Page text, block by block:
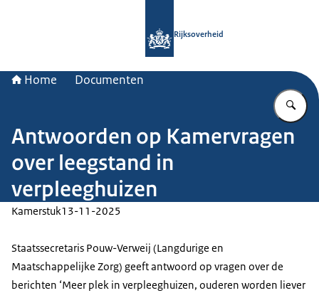
Rijksoverheid
Home Documenten
Antwoorden op Kamervragen
over leegstand in
verpleeghuizen
Kamerstuk13-11-2025
Staatssecretaris Pouw-Verweij (Langdurige en
Maatschappelijke Zorg) geeft antwoord op vragen over de
berichten ‘Meer plek in verpleeghuizen, ouderen worden liever